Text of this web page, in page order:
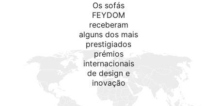
Os sofás
FEYDOM
receberam
alguns dos mais
prestigiados
prémios
internacionais
de design e
inovação